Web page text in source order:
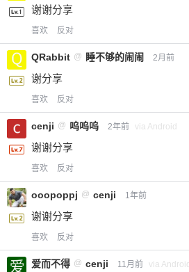
谢谢分享
喜欢 反对
QRabbit @ 睡不够的闹闹 2月前
谢分享
喜欢 反对
cenji @ 呜呜呜 2年前 via Android
谢谢分享
喜欢 反对
ooopoppj @ cenji 1年前
谢谢分享
喜欢 反对
爱而不得 @ cenji 11月前 via Android